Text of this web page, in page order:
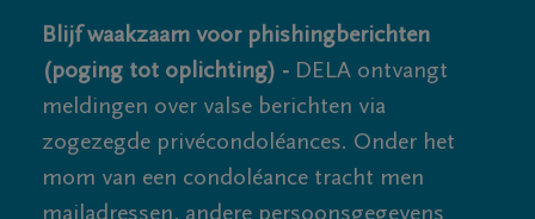
Blijf waakzaam voor phishingberichten
(poging tot oplichting) - DELA ontvangt
meldingen over valse berichten via
zogezegde privécondoléances. Onder het
mom van een condoléance tracht men
mailadressen, andere persoonsgegevens